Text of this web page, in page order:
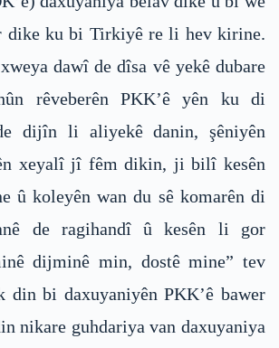
dike ku bi Tirkiyê re li hev kirine.
dawî de dîsa vê yekê dubare
rêveberên PKK’ê yên ku di
dijîn li aliyekê danin, şêniyên
xeyalî jî fêm dikin, ji bilî kesên
û koleyên wan du sê komarên di
de ragihandî û kesên li gor
dijminê min, dostê mine” tev
din bi daxuyaniyên PKK’ê bawer
nikare guhdariya van daxuyaniya